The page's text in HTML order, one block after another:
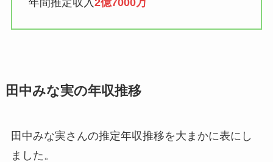
田中みな実の年収推移
田中みな実さんの推定年収推移を大まかに表にし
ました。